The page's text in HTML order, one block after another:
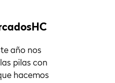
año nos
pilas con
hacemos